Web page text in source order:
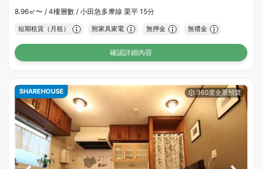
8.96㎡〜 / 4樓層數 / 小田急多摩線 栗平 15分
短期租賃（月租） 附家具家電 無押金 無禮金
確認詳細內容
SHAREHOUSE